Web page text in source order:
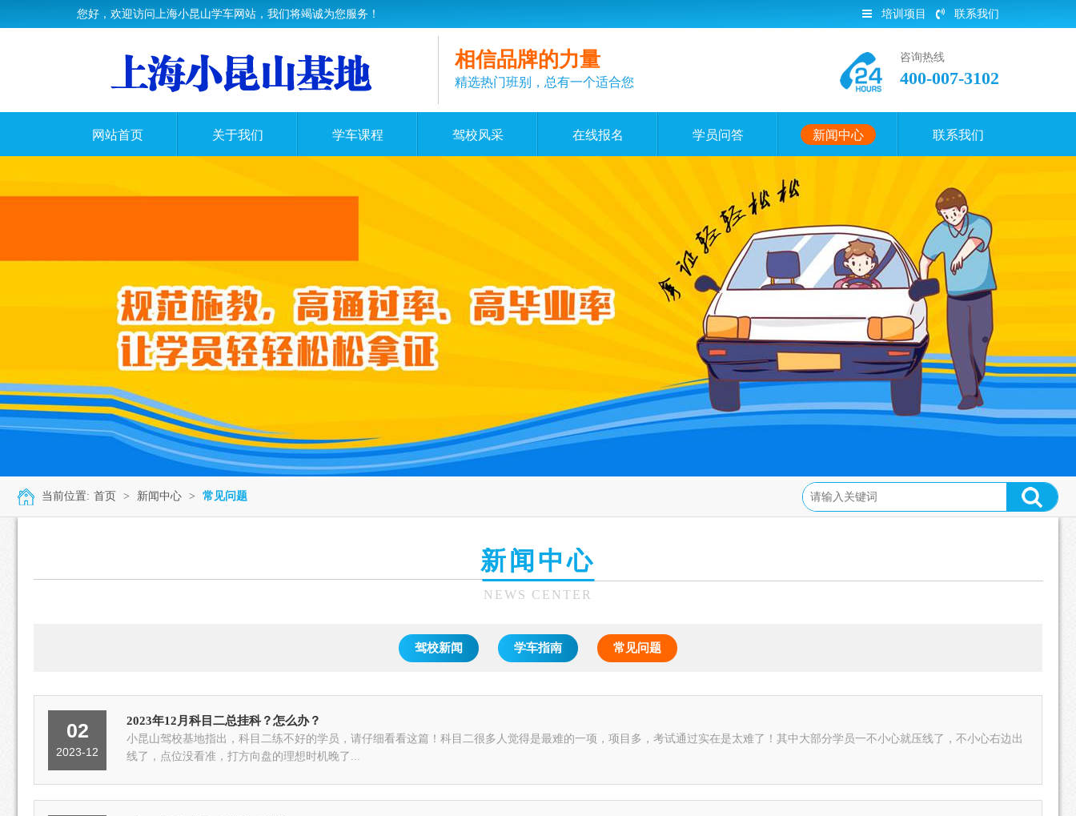
您好，欢迎访问上海小昆山学车网站，我们将竭诚为您服务！ 培训项目 联系我们
相信品牌的力量
精选热门班别，总有一个适合您
咨询热线
400-007-3102
网站首页 关于我们 学车课程 驾校风采 在线报名 学员问答 新闻中心 联系我们
当前位置: 首页 > 新闻中心 > 常见问题
新闻中心
NEWS CENTER
驾校新闻 学车指南 常见问题
02
2023-12
2023年12月科目二总挂科？怎么办？
小昆山驾校基地指出，科目二练不好的学员，请仔细看看这篇！科目二很多人觉得是最难的一项，项目多，考试通过实在是太难了！其中大部分学员一不小心就压线了，不小心右边出
线了，点位没看准，打方向盘的理想时机晚了...